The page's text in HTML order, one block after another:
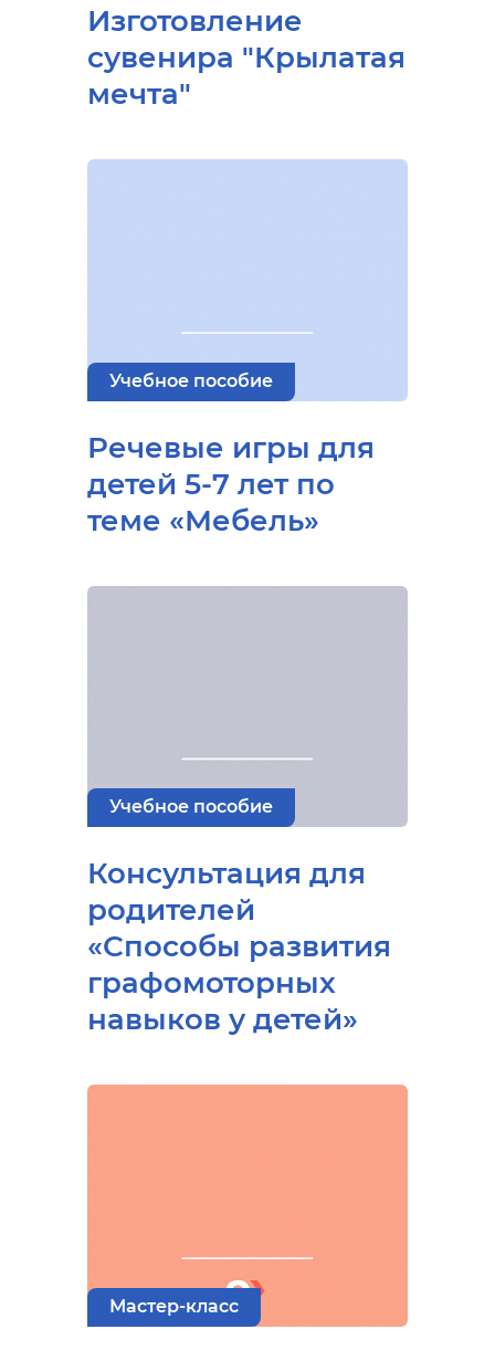
Изготовление
сувенира "Крылатая
мечта"
Учебное пособие
Речевые игры для
детей 5-7 лет по
теме «Мебель»
Учебное пособие
Консультация для
родителей
«Способы развития
графомоторных
навыков у детей»
Мастер-класс